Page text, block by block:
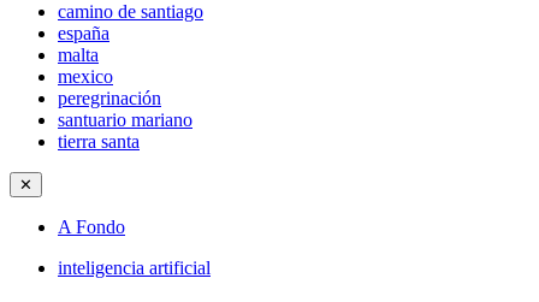
camino de santiago
españa
malta
mexico
peregrinación
santuario mariano
tierra santa
✕
A Fondo
inteligencia artificial